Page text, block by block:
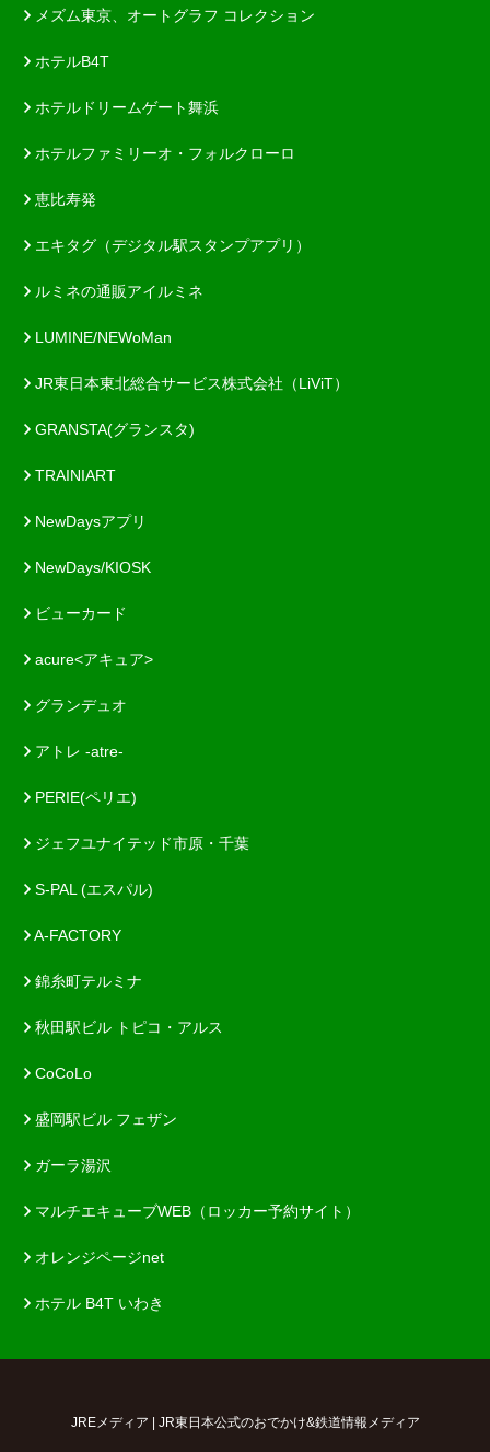
メズム東京、オートグラフ コレクション
ホテルB4T
ホテルドリームゲート舞浜
ホテルファミリーオ・フォルクローロ
恵比寿発
エキタグ（デジタル駅スタンプアプリ）
ルミネの通販アイルミネ
LUMINE/NEWoMan
JR東日本東北総合サービス株式会社（LiViT）
GRANSTA(グランスタ)
TRAINIART
NewDaysアプリ
NewDays/KIOSK
ビューカード
acure<アキュア>
グランデュオ
アトレ -atre-
PERIE(ペリエ)
ジェフユナイテッド市原・千葉
S-PAL (エスパル)
A-FACTORY
錦糸町テルミナ
秋田駅ビル トピコ・アルス
CoCoLo
盛岡駅ビル フェザン
ガーラ湯沢
マルチエキューブWEB（ロッカー予約サイト）
オレンジページnet
ホテル B4T いわき
JREメディア | JR東日本公式のおでかけ&鉄道情報メディア